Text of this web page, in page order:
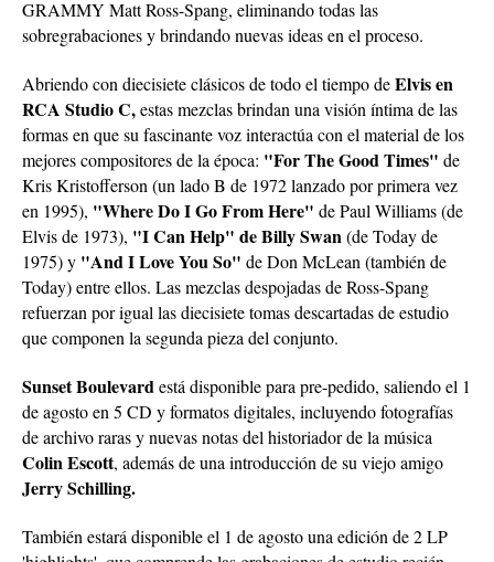
GRAMMY Matt Ross-Spang, eliminando todas las
sobregrabaciones y brindando nuevas ideas en el proceso.
Abriendo con diecisiete clásicos de todo el tiempo deElvis en
RCA Studio C,estas mezclas brindan una visión íntima de las
formas en que su fascinante voz interactúa con el material de los
mejores compositores de la época: "For The Good Times" de
Kris Kristofferson (un lado B de 1972 lanzado por primera vez
en 1995), "Where Do I Go From Here" de Paul Williams (de
Elvis de 1973), "I Can Help" de Billy Swan(de Today de
1975) y "And I Love You So" de Don McLean (también de
Today) entre ellos. Las mezclas despojadas de Ross-Spang
refuerzan por igual las diecisiete tomas descartadas de estudio
que componen la segunda pieza del conjunto.
Sunset Boulevardestá disponible para pre-pedido, saliendo el 1
de agosto en 5 CD y formatos digitales, incluyendo fotografías
de archivo raras y nuevas notas del historiador de la música
Colin Escott, además de una introducción de su viejo amigo
Jerry Schilling.
También estará disponible el 1 de agosto una edición de 2 LP